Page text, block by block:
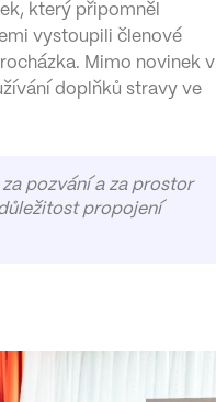
který připomněl
vystoupili členové
Mimo novinek v
doplňků stravy ve
pozvání a za prostor
propojení